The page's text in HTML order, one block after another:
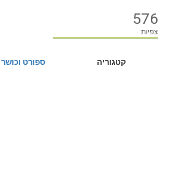
576
צפיות
קטגוריה ספורט וכושר